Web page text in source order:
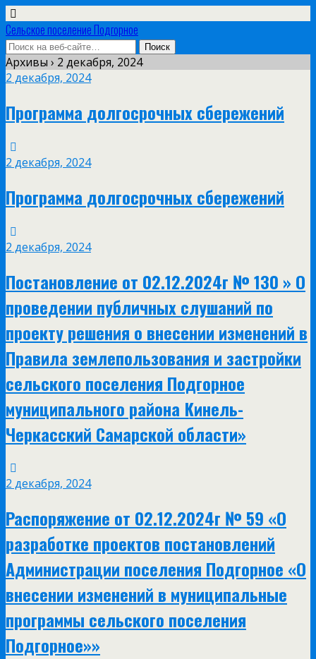
Сельское поселение Подгорное
Архивы › 2 декабря, 2024
2 декабря, 2024
Программа долгосрочных сбережений
2 декабря, 2024
Программа долгосрочных сбережений
2 декабря, 2024
Постановление от 02.12.2024г № 130 » О
проведении публичных слушаний по
проекту решения о внесении изменений в
Правила землепользования и застройки
сельского поселения Подгорное
муниципального района Кинель-
Черкасский Самарской области»
2 декабря, 2024
Распоряжение от 02.12.2024г № 59 «О
разработке проектов постановлений
Администрации поселения Подгорное «О
внесении изменений в муниципальные
программы сельского поселения
Подгорное»»